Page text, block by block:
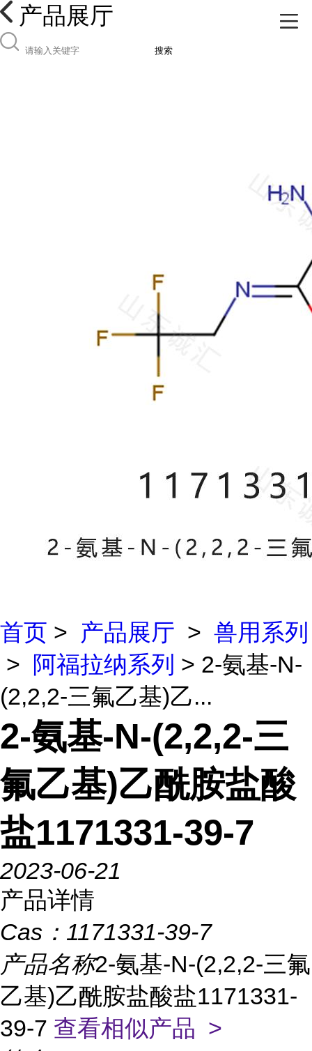
产品展厅
搜索
首页 > 产品展厅 > 兽用系列
>
阿福拉纳系列 > 2-氨基-N-
(2,2,2-三氟乙基)乙...
2-氨基-N-(2,2,2-三
氟乙基)乙酰胺盐酸
盐1171331-39-7
2023-06-21
产品详情
Cas： 1171331-39-7
产品名称2-氨基-N-(2,2,2-三氟
乙基)乙酰胺盐酸盐1171331-
39-7 查看相似产品 >